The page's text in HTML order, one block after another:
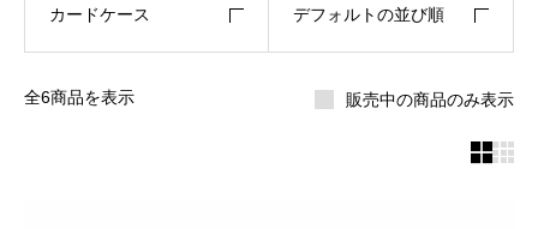
全6商品を表示
カードケース デフォルトの並び順
販売中の商品のみ表示
